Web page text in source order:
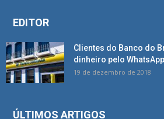
EDITOR
Clientes do Banco do
dinheiro pelo WhatsApp
19 de dezembro de 2018
ÚLTIMOS ARTIGOS